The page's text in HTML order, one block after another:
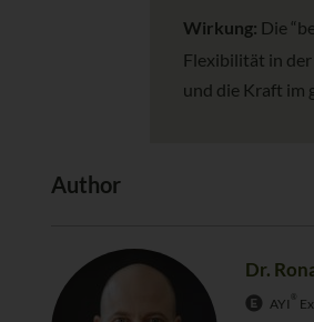
Wirkung: Die
Flexibilität in
und die Kraft im
Author
Dr.
AYI